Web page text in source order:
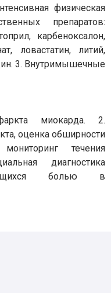
физическая
препаратов:
карбеноксалон,
ловастатин, литий,
3. Внутримышечные
миокарда. 2.
оценка обширности
течения
диагностика
болью в